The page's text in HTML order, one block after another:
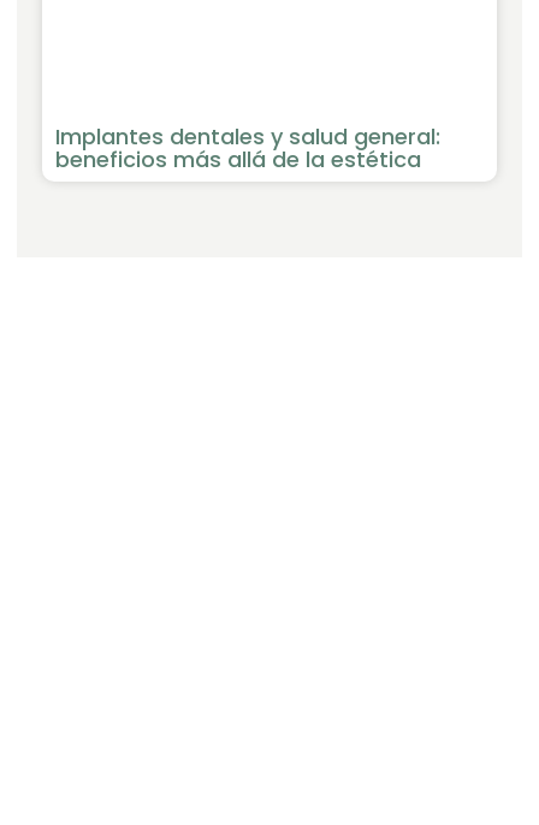
Implantes dentales y salud general:
beneficios más allá de la estética